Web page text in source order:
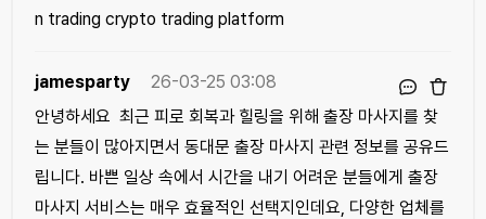
n trading crypto trading platform
jamesparty
26-03-25 03:08
안녕하세요 최근 피로 회복과 힐링을 위해 출장 마사지를 찾
는 분들이 많아지면서 동대문 출장 마사지 관련 정보를 공유드
립니다. 바쁜 일상 속에서 시간을 내기 어려운 분들에게 출장
마사지 서비스는 매우 효율적인 선택지인데요, 다양한 업체를